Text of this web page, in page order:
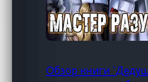
Обзор книги